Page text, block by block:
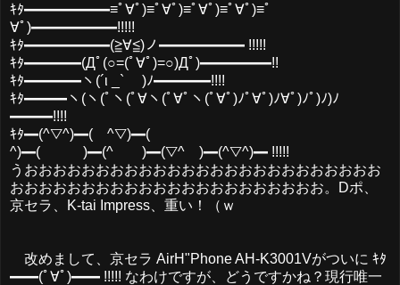
ｷﾀ━━━━━━≡ﾟ∀ﾟ)≡ﾟ∀ﾟ)≡ﾟ∀ﾟ)≡ﾟ∀ﾟ)≡ﾟ
∀ﾟ)━━━━━━!!!!!
ｷﾀ━━━━━━(≧∀≦)ノ━━━━━━ !!!!!
ｷﾀ━━━━(Дﾟ(○=(ﾟ∀ﾟ)=○)Дﾟ)━━━━━!!
ｷﾀ━━━━ヽ(´ι _` )ﾉ━━━━!!!!
ｷﾀ━━━ヽ(ヽ(ﾟヽ(ﾟ∀ヽ(ﾟ∀ﾟヽ(ﾟ∀ﾟ)ﾉﾟ∀ﾟ)ﾉ∀ﾟ)ﾉﾟ)ﾉ)ﾉ
━━━!!!!
ｷﾀ━(^▽^)━( ^▽)━(
^)━( )━(^ )━(▽^ )━(^▽^)━ !!!!!
うおおおおおおおおおおおおおおおおおおおおおおおおお
おおおおおおおおおおおおおおおおおおおおおお。Dポ、
京セラ、K-tai Impress、重い！（ｗ
改めまして、京セラ AirH"Phone AH-K3001Vがついに ｷﾀ
━━(ﾟ∀ﾟ)━━ !!!!! なわけですが、どうですかね？現行唯一